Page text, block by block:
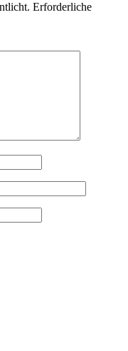
Erforderliche